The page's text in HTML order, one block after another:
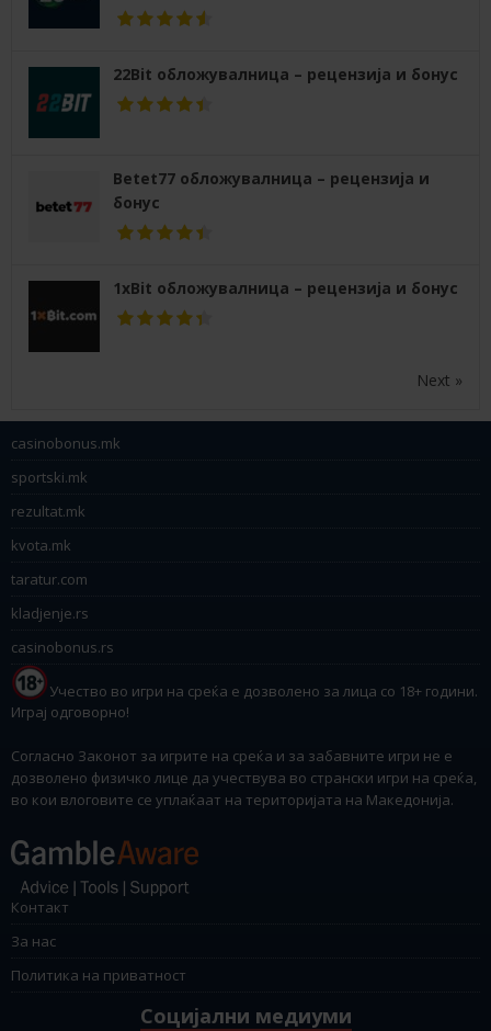
22Bit обложувалница – рецензија и бонус
Betet77 обложувалница – рецензија и
бонус
1xBit обложувалница – рецензија и бонус
Next »
casinobonus.mk
sportski.mk
rezultat.mk
kvota.mk
taratur.com
kladjenje.rs
casinobonus.rs
Учество во игри на среќа е дозволено за лица со 18+ години.
Играј одговорно!
Согласно Законот за игрите на среќа и за забавните игри не е
дозволено физичко лице да учествува во странски игри на среќа,
во кои влоговите се уплаќаат на територијата на Македонија.
Контакт
За нас
Политика на приватност
Социјални медиуми